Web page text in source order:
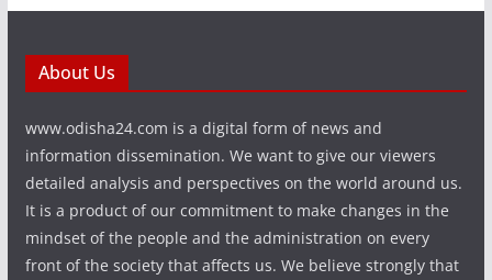
About Us
www.odisha24.com is a digital form of news and
information dissemination. We want to give our viewers
detailed analysis and perspectives on the world around us.
It is a product of our commitment to make changes in the
mindset of the people and the administration on every
front of the society that affects us. We believe strongly that